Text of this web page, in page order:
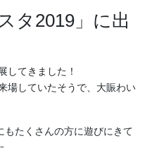
してきました！
場していたそうで、大賑わい
もたくさんの方に遊びにきて